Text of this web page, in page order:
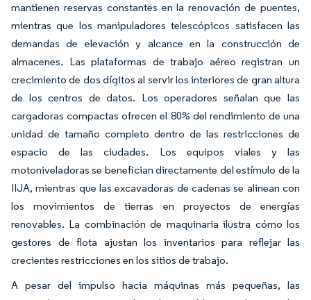
mantienen reservas constantes en la renovación de puentes,
mientras que los manipuladores telescópicos satisfacen las
demandas de elevación y alcance en la construcción de
almacenes. Las plataformas de trabajo aéreo registran un
crecimiento de dos dígitos al servir los interiores de gran altura
de los centros de datos. Los operadores señalan que las
cargadoras compactas ofrecen el 80% del rendimiento de una
unidad de tamaño completo dentro de las restricciones de
espacio de las ciudades. Los equipos viales y las
motoniveladoras se benefician directamente del estímulo de la
IIJA, mientras que las excavadoras de cadenas se alinean con
los movimientos de tierras en proyectos de energías
renovables. La combinación de maquinaria ilustra cómo los
gestores de flota ajustan los inventarios para reflejar las
crecientes restricciones en los sitios de trabajo.
A pesar del impulso hacia máquinas más pequeñas, las